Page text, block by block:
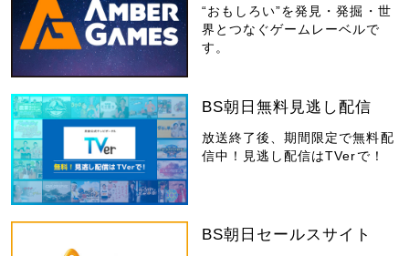
“おもしろい”を発見・発掘・世
界とつなぐゲームレーベルで
す。
BS朝日無料見逃し配信
放送終了後、期間限定で無料配
信中！見逃し配信はTVerで！
BS朝日セールスサイト